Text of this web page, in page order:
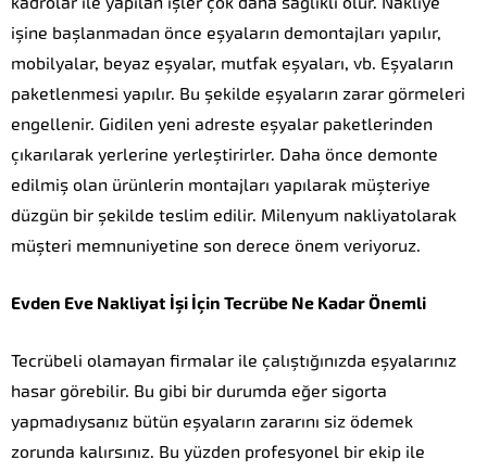
işine başlanmadan önce eşyaların demontajları yapılır,
mobilyalar, beyaz eşyalar, mutfak eşyaları, vb. Eşyaların
paketlenmesi yapılır. Bu şekilde eşyaların zarar görmeleri
engellenir. Gidilen yeni adreste eşyalar paketlerinden
çıkarılarak yerlerine yerleştirirler. Daha önce demonte
edilmiş olan ürünlerin montajları yapılarak müşteriye
düzgün bir şekilde teslim edilir. Milenyum nakliyatolarak
müşteri memnuniyetine son derece önem veriyoruz.
Evden Eve Nakliyat İşi İçin Tecrübe Ne Kadar Önemli
Tecrübeli olamayan firmalar ile çalıştığınızda eşyalarınız
hasar görebilir. Bu gibi bir durumda eğer sigorta
yapmadıysanız bütün eşyaların zararını siz ödemek
zorunda kalırsınız. Bu yüzden profesyonel bir ekip ile